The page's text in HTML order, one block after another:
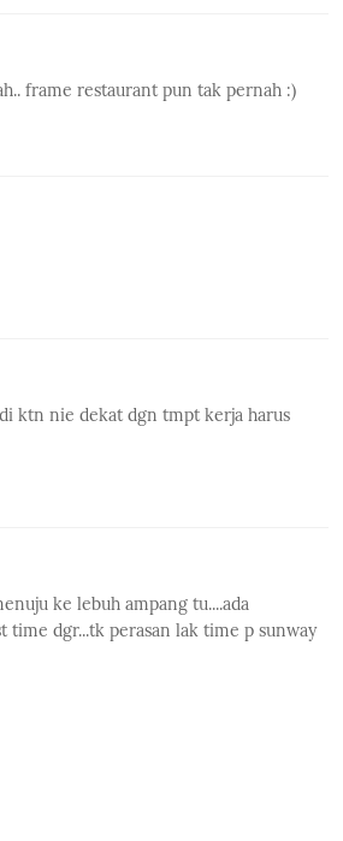
frame restaurant pun tak pernah :)
ktn nie dekat dgn tmpt kerja harus
ke lebuh ampang tu....ada
time dgr...tk perasan lak time p sunway